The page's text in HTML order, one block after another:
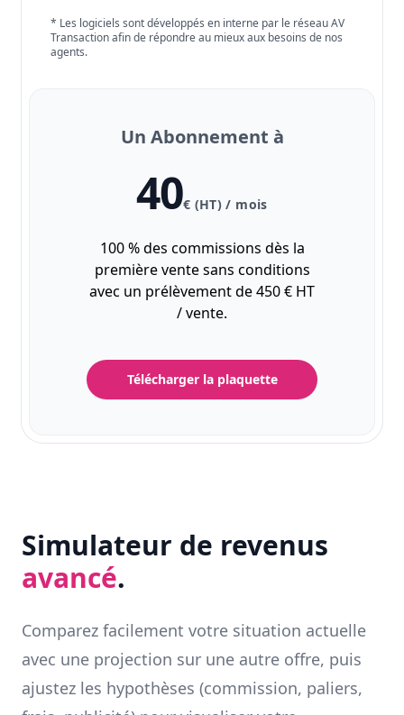
* Les logiciels sont développés en interne par le réseau AV
Transaction afin de répondre au mieux aux besoins de nos
agents.
Un Abonnement à
40€ (HT) / mois
100 % des commissions dès la
première vente sans conditions
avec un prélèvement de 450 € HT
/ vente.
Télécharger la plaquette
Simulateur de revenus
avancé.
Comparez facilement votre situation actuelle
avec une projection sur une autre offre, puis
ajustez les hypothèses (commission, paliers,